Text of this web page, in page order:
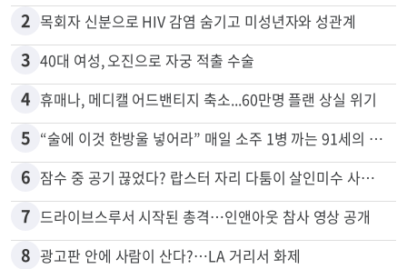
2 목회자 신분으로 HIV 감염 숨기고 미성년자와 성관계
3 40대 여성, 오진으로 자궁 적출 수술
4 휴매나, 메디캘 어드밴티지 축소...60만명 플랜 상실 위기
5 “술에 이것 한방울 넣어라” 매일 소주 1병 까는 91세의 철칙
6 잠수 중 공기 끊었다? 랍스터 자리 다툼이 살인미수 사건으로
7 드라이브스루서 시작된 총격…인앤아웃 참사 영상 공개
8 광고판 안에 사람이 산다?…LA 거리서 화제